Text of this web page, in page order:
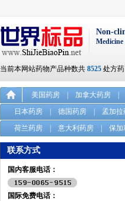
Non-
Medicine
当前本网站药物产品种数共 8525 处方药
美国药房 加拿大药房
日本药房
德国药房 孟加拉
荷兰药房
意大利药房 保加
联系方式
国内客服电话：
国际免费电话：